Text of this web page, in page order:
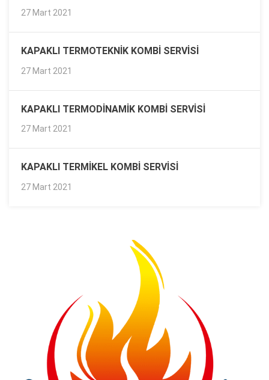
27 Mart 2021
KAPAKLI TERMOTEKNIK KOMBI SERVISI
27 Mart 2021
KAPAKLI TERMODINAMIK KOMBI SERVISI
27 Mart 2021
KAPAKLI TERMIKEL KOMBI SERVISI
27 Mart 2021